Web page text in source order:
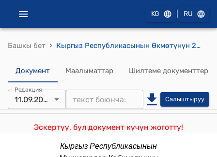
KG RU
Башкы бет › Кыргыз Республикасынын Өкмөтүнүн 2012-жылдын 24-октябрындагы № 745 "Кыргыз Республикасынын Социалдык фонду тарабынан Мамлекеттик пенсиялык топтоо фондунун пенсиялык топтолгон каражаттарын төлөп берүү эрежеси жөнүндө" токтому
Документ Маалыматтар Шилтеме документтер
Редакция
11.09.2025 Салыштыруу
Эскертүү, бул документ күчүн жоготту!